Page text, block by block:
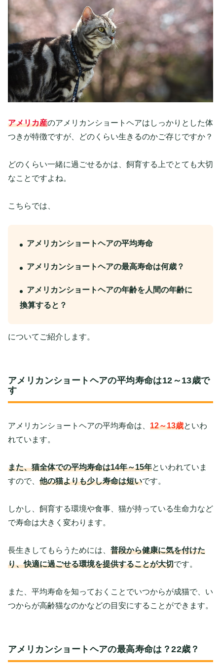
アメリカ産のアメリカンショートヘアはしっかりとした体
つきが特徴ですが、どのくらい生きるのかご存じですか？
どのくらい一緒に過ごせるかは、飼育する上でとても大切
なことですよね。
こちらでは、
アメリカンショートヘアの平均寿命
アメリカンショートヘアの最高寿命は何歳？
アメリカンショートヘアの年齢を人間の年齢に
換算すると？
についてご紹介します。
アメリカンショートヘアの平均寿命は12～13歳で
す
アメリカンショートヘアの平均寿命は、 12～13歳といわ
れています。
また、猫全体での平均寿命は14年～15年といわれていま
すので、 他の猫よりも少し寿命は短いです。
しかし、飼育する環境や食事、猫が持っている生命力など
で寿命は大きく変わります。
長生きしてもらうためには、 普段から健康に気を付けた
り、快適に過ごせる環境を提供することが大切です。
また、平均寿命を知っておくことでいつからが成猫で、い
つからが高齢猫なのかなどの目安にすることができます。
アメリカンショートヘアの最高寿命は？22歳？